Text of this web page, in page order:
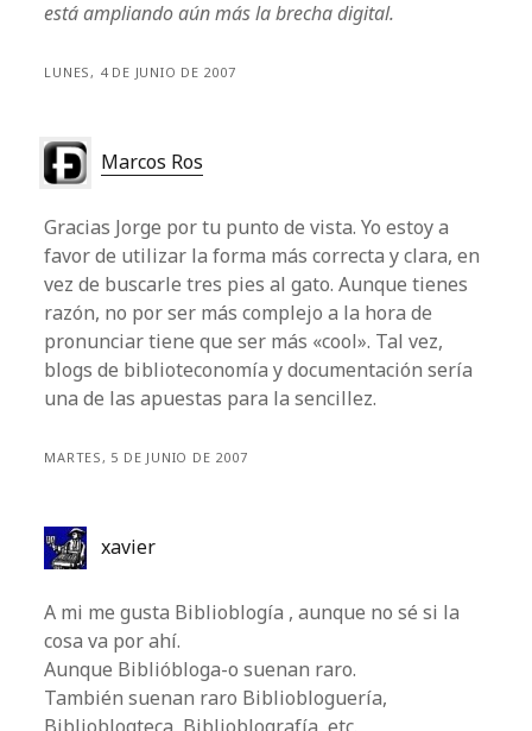
está ampliando aún más la brecha digital.
LUNES, 4 DE JUNIO DE 2007
Marcos Ros
Gracias Jorge por tu punto de vista. Yo estoy a
favor de utilizar la forma más correcta y clara, en
vez de buscarle tres pies al gato. Aunque tienes
razón, no por ser más complejo a la hora de
pronunciar tiene que ser más «cool». Tal vez,
blogs de biblioteconomía y documentación sería
una de las apuestas para la sencillez.
MARTES, 5 DE JUNIO DE 2007
xavier
A mi me gusta Biblioblogía , aunque no sé si la
cosa va por ahí.
Aunque Biblióbloga-o suenan raro.
También suenan raro Bibliobloguería,